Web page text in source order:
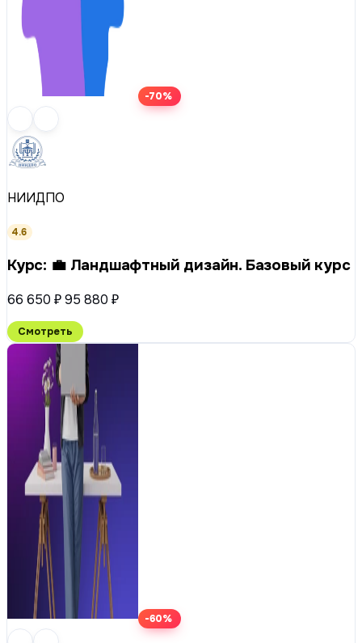
-70%
НИИДПО
4.6
Курс: 💼 Ландшафтный дизайн. Базовый курс
66 650 ₽95 880 ₽
Смотреть
-60%